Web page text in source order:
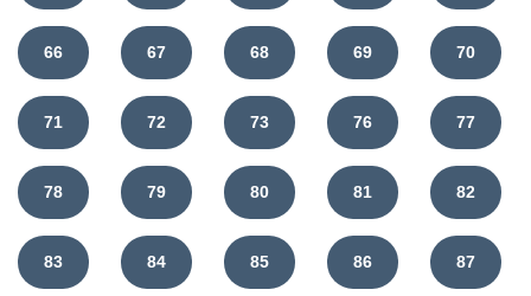
66 67 68 69 70
71 72 73 76 77
78 79 80 81 82
83 84 85 86 87